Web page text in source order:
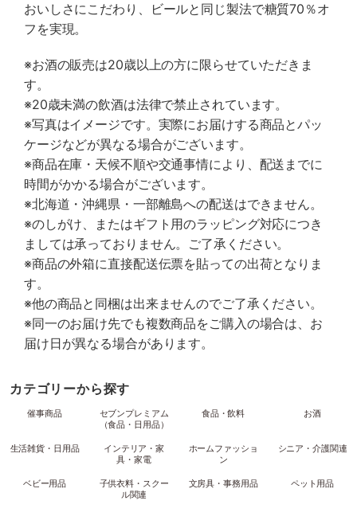
おいしさにこだわり、ビールと同じ製法で糖質70％オ
フを実現。
※お酒の販売は20歳以上の方に限らせていただきま
す。
※20歳未満の飲酒は法律で禁止されています。
※写真はイメージです。実際にお届けする商品とパッ
ケージなどが異なる場合がございます。
※商品在庫・天候不順や交通事情により、配送までに
時間がかかる場合がございます。
※北海道・沖縄県・一部離島への配送はできません。
※のしがけ、またはギフト用のラッピング対応につき
ましては承っておりません。ご了承ください。
※商品の外箱に直接配送伝票を貼っての出荷となりま
す。
※他の商品と同梱は出来ませんのでご了承ください。
※同一のお届け先でも複数商品をご購入の場合は、お
届け日が異なる場合があります。
カテゴリーから探す
催事商品
セブンプレミアム
（食品・日用品）
食品・飲料 お酒
生活雑貨・日用品
インテリア・家
具・家電
ホームファッショ
ン
シニア・介護関連
ベビー用品
子供衣料・スクー
ル関連
文房具・事務用品 ペット用品